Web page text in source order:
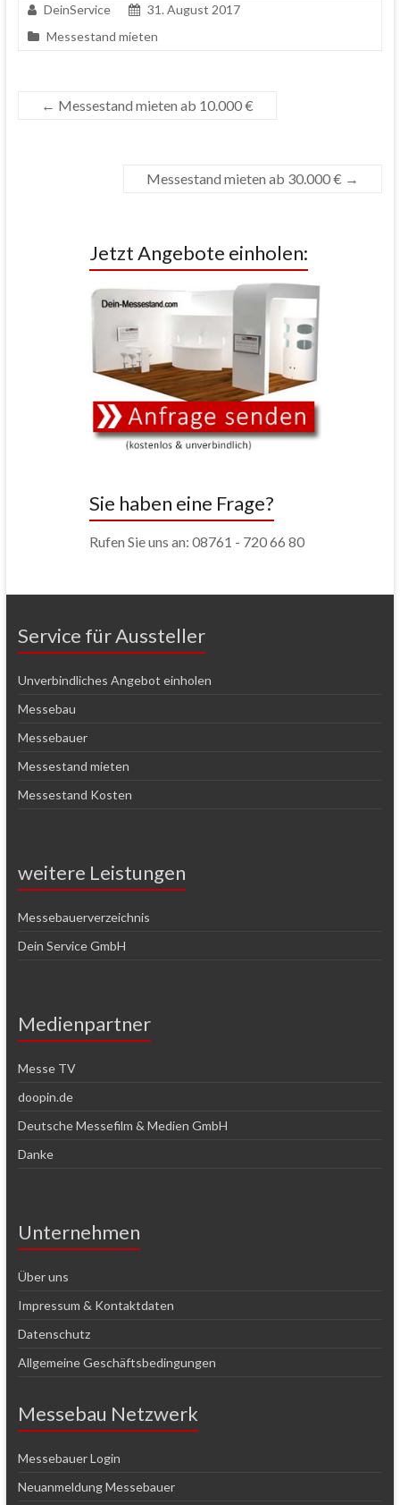
DeinService
31. August 2017
Messestand mieten
← Messestand mieten ab 10.000 €
Messestand mieten ab 30.000 € →
Jetzt Angebote einholen:
Sie haben eine Frage?
Rufen Sie uns an: 08761 - 720 66 80
Service für Aussteller
Unverbindliches Angebot einholen
Messebau
Messebauer
Messestand mieten
Messestand Kosten
weitere Leistungen
Messebauerverzeichnis
Dein Service GmbH
Medienpartner
Messe TV
doopin.de
Deutsche Messefilm & Medien GmbH
Danke
Unternehmen
Über uns
Impressum & Kontaktdaten
Datenschutz
Allgemeine Geschäftsbedingungen
Messebau Netzwerk
Messebauer Login
Neuanmeldung Messebauer